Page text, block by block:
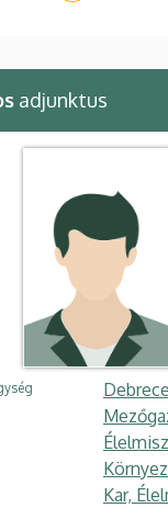
adjunktus
Kar,